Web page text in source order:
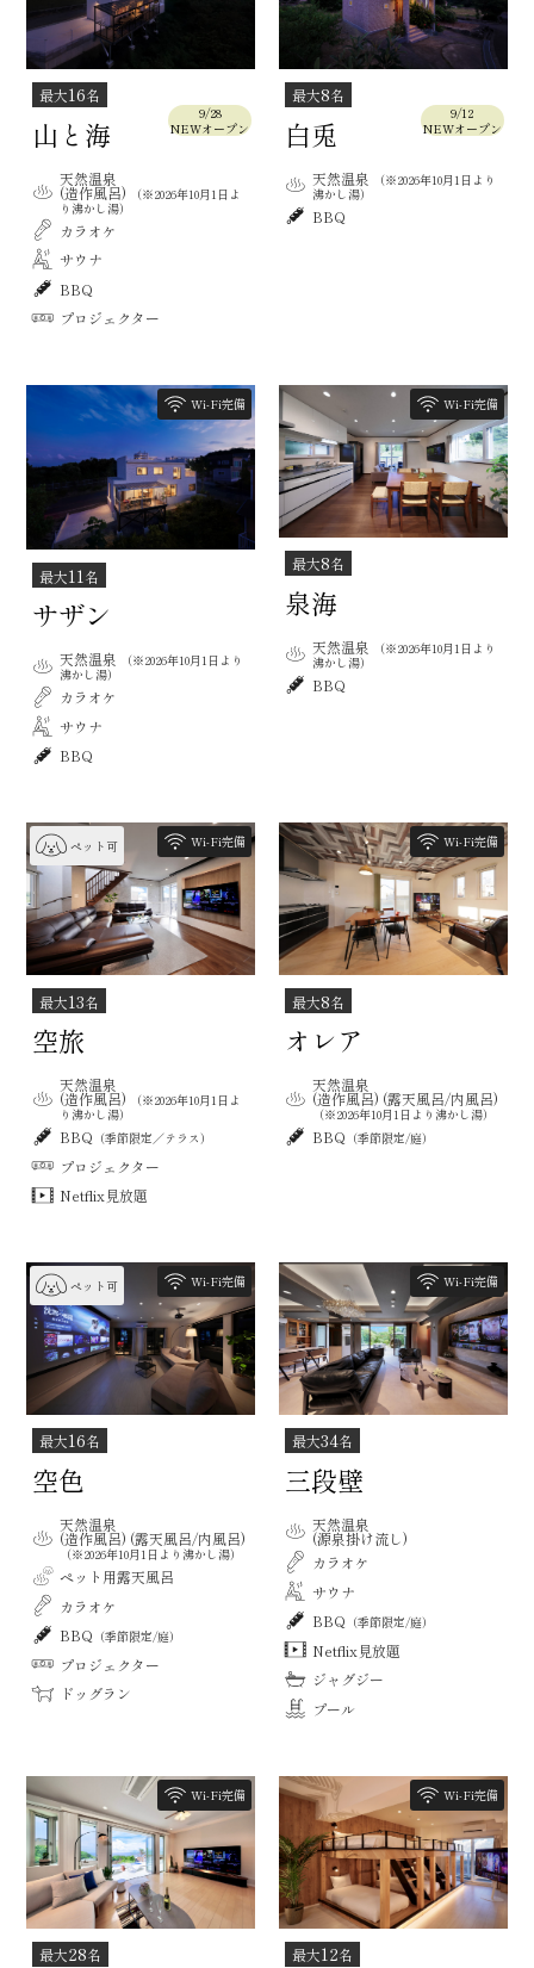
9/28
NEWオープン
最大16名
山と海
天然温泉
(造作風呂)
（※2026年10月1日よ
り沸かし湯）
カラオケ
サウナ
BBQ
プロジェクター
9/12
NEWオープン
最大8名
白兎
天然温泉
（※2026年10月1日より
沸かし湯）
BBQ
Wi-Fi完備
最大11 名
サザン
天然温泉
（※2026年10月1日より
沸かし湯）
カラオケ
サウナ
BBQ
Wi-Fi完備
最大8名
泉海
天然温泉
（※2026年10月1日より
沸かし湯）
BBQ
ペット可 Wi-Fi完備
最大13名
空旅
天然温泉
(造作風呂)
（※2026年10月1日よ
り沸かし湯）
BBQ （季節限定／テラス）
プロジェクター
Netflix見放題
Wi-Fi完備
最大8名
オレア
天然温泉
(造作風呂) (露天風呂/内風呂)
（※2026年10月1日より沸かし湯）
BBQ （季節限定/庭）
ペット可 Wi-Fi完備
最大16名
空色
天然温泉
(造作風呂) (露天風呂/内風呂)
（※2026年10月1日より沸かし湯）
ペット用露天風呂
カラオケ
BBQ （季節限定/庭）
プロジェクター
ドッグラン
Wi-Fi完備
最大34名
三段壁
天然温泉
(源泉掛け流し)
カラオケ
サウナ
BBQ （季節限定/庭）
Netflix見放題
ジャグジー
プール
Wi-Fi完備
最大28名
Wi-Fi完備
最大12名